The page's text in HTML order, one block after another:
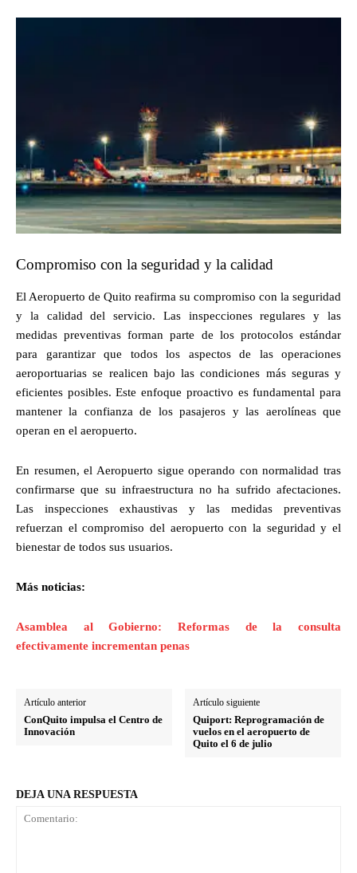
Compromiso con la seguridad y la calidad
El Aeropuerto de Quito reafirma su compromiso con la seguridad
y la calidad del servicio. Las inspecciones regulares y las
medidas preventivas forman parte de los protocolos estándar
para garantizar que todos los aspectos de las operaciones
aeroportuarias se realicen bajo las condiciones más seguras y
eficientes posibles. Este enfoque proactivo es fundamental para
mantener la confianza de los pasajeros y las aerolíneas que
operan en el aeropuerto.
En resumen, el Aeropuerto sigue operando con normalidad tras
confirmarse que su infraestructura no ha sufrido afectaciones.
Las inspecciones exhaustivas y las medidas preventivas
refuerzan el compromiso del aeropuerto con la seguridad y el
bienestar de todos sus usuarios.
Más noticias:
Asamblea al Gobierno: Reformas de la consulta
efectivamente incrementan penas
Artículo anterior
ConQuito impulsa el Centro de
Innovación
Artículo siguiente
Quiport: Reprogramación de
vuelos en el aeropuerto de
Quito el 6 de julio
DEJA UNA RESPUESTA